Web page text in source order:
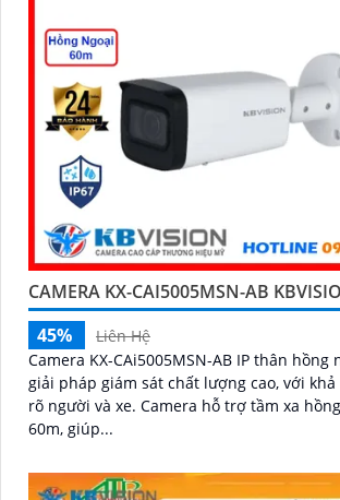
CAMERA KX-CAI5005MSN-AB
45%
Liên Hệ
Camera KX-CAi5005MSN-AB IP thân hồng
giải pháp giám sát chất lượng cao, với
rõ người và xe. Camera hỗ trợ tầm xa hồng ngoại lên đến
60m, giúp...